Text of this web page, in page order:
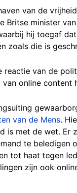
van de
Britse minister
hij toegaf
die is
van de
online content
van de Mens.
is met de wet. Er
te beledigen
tot haat tegen
zijn ook